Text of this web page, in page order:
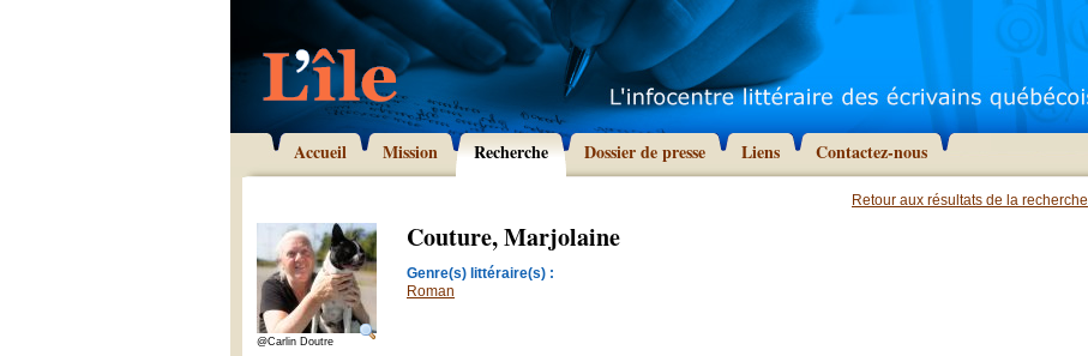
Accueil Mission Recherche Dossier de presse Liens Contactez-nous
Retour aux résultats de la recherche
@Carlin Doutre
Couture, Marjolaine
Genre(s) littéraire(s) :
Roman